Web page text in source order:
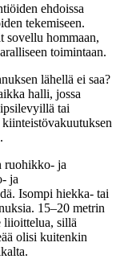
ehdoissa
tekemiseen.
sovellu hommaan,
toimintaan.
lähellä ei saa?
halli, jossa
tai
ruohikko- ja
ja
Isompi hiekka- tai
15–20 metrin
liioittelua, sillä
olisi kuitenkin